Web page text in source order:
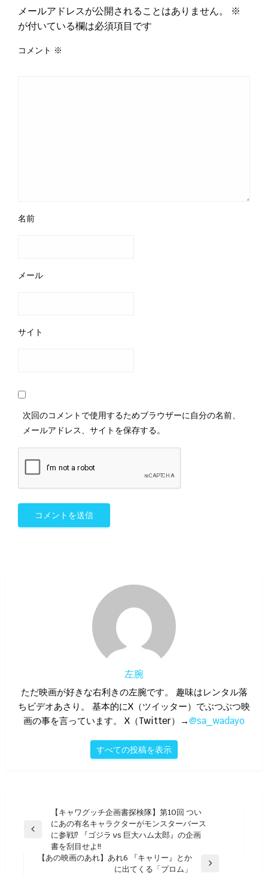
メールアドレスが公開されることはありません。
※
が付いている欄は必須項目です
コメント ※
名前
メール
サイト
次回のコメントで使用するためブラウザーに自分の名前、
メールアドレス、サイトを保存する。
左腕
ただ映画が好きな右利きの左腕です。 趣味はレンタル落
ちビデオあさり。 基本的にX（ツイッター）でぶつぶつ映
画の事を言っています。 X（Twitter）→@sa_wadayo
すべての投稿を表示
稿
【キャワグッチ企画書探検隊】第10回 つい
にあの有名キャラクターがモンスターバース
に参戦⁉ 『ゴジラ vs 巨大ハム太郎』の企画
書を刮目せよ!!
【あの映画のあれ】あれ6 『キャリー』とか
に出てくる「プロム」